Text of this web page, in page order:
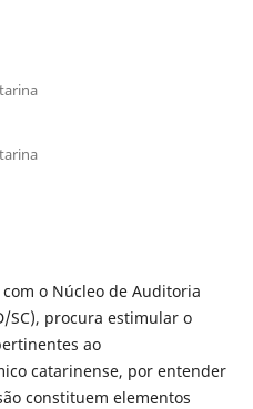
com o Núcleo de Auditoria
SC), procura estimular o
ao
catarinense, por entender
constituem elementos